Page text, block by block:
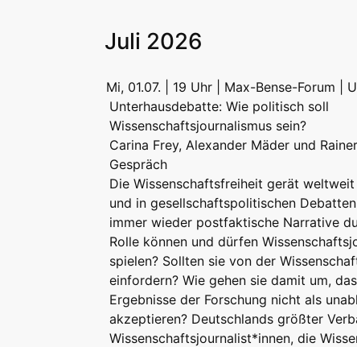
Juli 2026
Mi, 01.07. | 19 Uhr | Max-Bense-Forum |
Unterhausdebatte: Wie politisch soll
Wissenschaftsjournalismus sein?
Carina Frey, Alexander Mäder und
Gespräch
Die Wissenschaftsfreiheit gerät
und in gesellschaftspolitischen
immer wieder postfaktische Narrative
Rolle können und dürfen
spielen? Sollten sie von der
einfordern? Wie gehen sie damit um,
Ergebnisse der Forschung nicht als
akzeptieren? Deutschlands größter
Wissenschaftsjournalist*innen, die